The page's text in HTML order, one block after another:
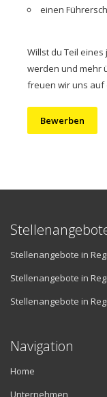
einen
Willst du Teil
werden und mehr
freuen wir uns auf
Bewerben
Stellenangebote in
Stellenangebote in
Stellenangebote in
Navigation
Home
Unternehmen